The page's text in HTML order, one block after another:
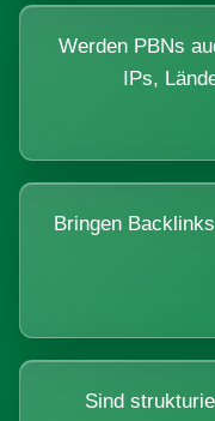
Werden PBNs
IPs,
Bringen
Sind